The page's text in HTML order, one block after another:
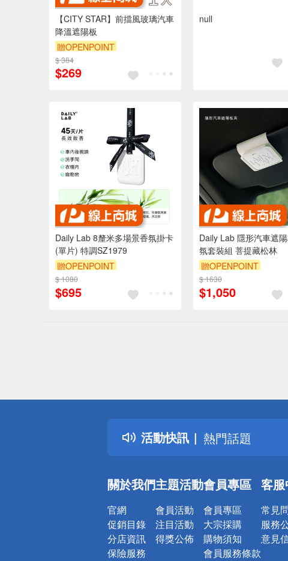
【CITY STAR】前擋風玻璃汽車
降溫遮陽板
贈OPENPOINT
$ 384
$269
null
Daily Lab 8釐米多場景香氛掛卡
(單片) 特調SZ1979
贈OPENPOINT
$ 1080
$695
Daily Lab 隱形汽車遮
氛套裝組 菩提藏松林
贈OPENPOINT
$ 1630
$1,050
活動快訊
詐騙網頁！請
得獎公告
熱門話題
銀行優惠
詐騙網頁！請
關於我們
官網
促銷目錄
分店資訊
保險服務
主題活動
會員活動
注目活動
得獎公佈
會員專區
會員專區
大宗採購
購物須知
會員服務條款
客
常見
服務
意見